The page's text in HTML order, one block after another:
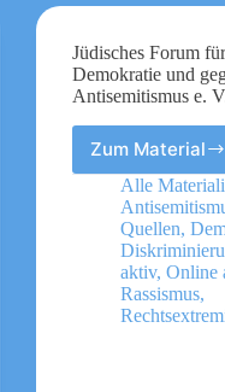
Jüdisches Forum
Demokratie und
Antisemitismus e.
Zum Material
Forum
für
und
gegen
e.
Alle
Quellen,
aktiv,Online
Rassismus,